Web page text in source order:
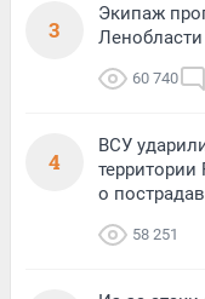
3
Экипаж
60 740
4
ВСУ
о
58 251